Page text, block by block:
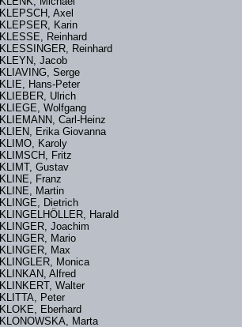
KLEPSCH, Axel
KLEPSER, Karin
KLESSE, Reinhard
KLESSINGER, Reinhard
KLEYN, Jacob
KLIAVING, Serge
KLIE, Hans-Peter
KLIEBER, Ulrich
KLIEGE, Wolfgang
KLIEMANN, Carl-Heinz
KLIEN, Erika Giovanna
KLIMO, Karoly
KLIMSCH, Fritz
KLIMT, Gustav
KLINE, Franz
KLINE, Martin
KLINGE, Dietrich
KLINGELHÖLLER, Harald
KLINGER, Joachim
KLINGER, Mario
KLINGER, Max
KLINGLER, Monica
KLINKAN, Alfred
KLINKERT, Walter
KLITTA, Peter
KLOKE, Eberhard
KLONOWSKA, Marta